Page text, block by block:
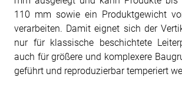
110 mm sowie ein Produktgewicht
verarbeiten. Damit eignet sich der
nur für klassische beschichtete
auch für größere und komplexere
geführt und reproduzierbar temperiert